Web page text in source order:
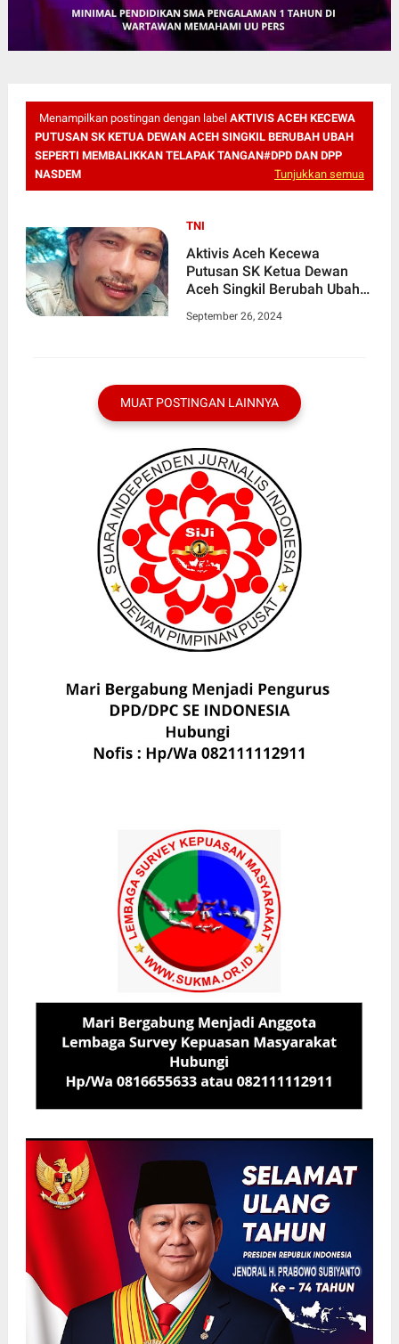
Menampilkan postingan dengan label AKTIVIS ACEH KECEWA
PUTUSAN SK KETUA DEWAN ACEH SINGKIL BERUBAH UBAH
SEPERTI MEMBALIKKAN TELAPAK TANGAN#DPD DAN DPP
NASDEM
Tunjukkan semua
TNI
Aktivis Aceh Kecewa
Putusan SK Ketua Dewan
Aceh Singkil Berubah Ubah
Telapak Tangan
September 26, 2024
MUAT POSTINGAN LAINNYA